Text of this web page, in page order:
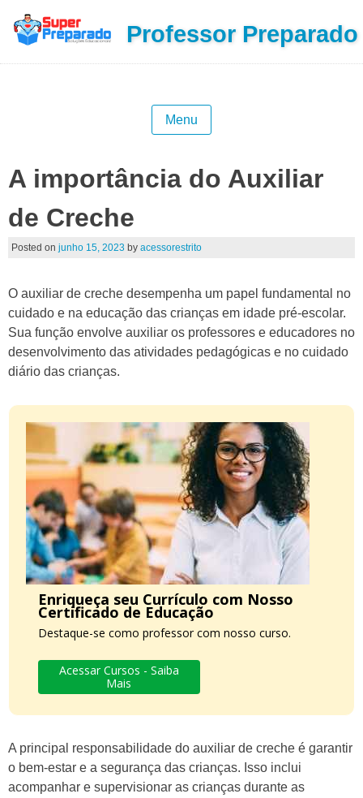
Professor Preparado
Menu
A importância do Auxiliar
de Creche
Posted on junho 15, 2023 by acessorestrito
O auxiliar de creche desempenha um papel fundamental no
cuidado e na educação das crianças em idade pré-escolar.
Sua função envolve auxiliar os professores e educadores no
desenvolvimento das atividades pedagógicas e no cuidado
diário das crianças.
Enriqueça seu Currículo com Nosso
Certificado de Educação
Destaque-se como professor com nosso curso.
Acessar Cursos - Saiba
Mais
A principal responsabilidade do auxiliar de creche é garantir
o bem-estar e a segurança das crianças. Isso inclui
acompanhar e supervisionar as crianças durante as